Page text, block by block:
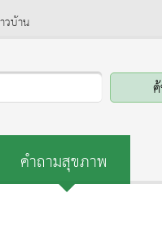
บ้าน
คำถามสุขภาพ